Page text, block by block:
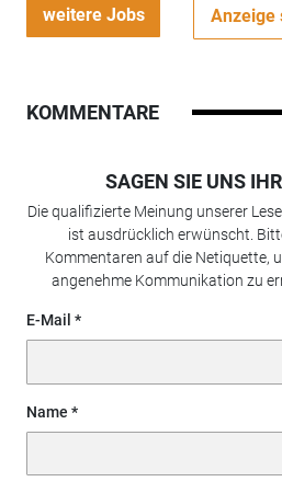
weitere Jobs Anzeige
KOMMENTARE
SAGEN SIE UNS
Die qualifizierte Meinung unserer
ist ausdrücklich erwünscht.
Kommentaren auf die Netiquette,
angenehme Kommunikation zu
E-Mail
Name